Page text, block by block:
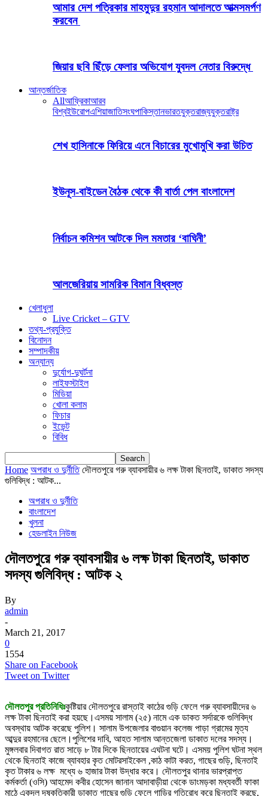
আমার দেশ পত্রিকার মাহমুদুর রহমান আদালতে আত্মসমর্পণ
করবেন
জিয়ার ছবি ছিঁড়ে ফেলার অভিযোগ যুবদল নেতার বিরুদ্ধে
আন্তর্জাতিক
Allআফ্রিকাআরব
বিশ্বইউরোপএশিয়াজাতিসংঘপাকিস্তানভারতযুক্তরাজ্যযুক্তরাষ্ট্র
শেখ হাসিনাকে ফিরিয়ে এনে বিচারের মুখোমুখি করা উচিত
ইউনূস-বাইডেন বৈঠক থেকে কী বার্তা পেল বাংলাদেশ
নির্বাচন কমিশন আটকে দিল মমতার ‘বাঘিনী’
আলজেরিয়ায় সামরিক বিমান বিধ্বস্ত
খেলাধুলা
Live Cricket – GTV
তথ্য-প্রযুক্তি
বিনোদন
সম্পাদকীয়
অন্যান্য
দুর্যোগ-দুঘর্টনা
লাইফস্টাইল
মিডিয়া
খোলা কলাম
ফিচার
ইভেন্ট
বিবিধ
Home অপরাধ ও দুর্নীতি দৌলতপুরে গরু ব্যাবসায়ীর ৬ লক্ষ টাকা ছিনতাই, ডাকাত সদস্য
গুলিবিদ্ধ : আটক...
অপরাধ ও দুর্নীতি
বাংলাদেশ
খুলনা
হেডলাইন নিউজ
দৌলতপুরে গরু ব্যাবসায়ীর ৬ লক্ষ টাকা ছিনতাই, ডাকাত
সদস্য গুলিবিদ্ধ : আটক ২
By
admin
-
March 21, 2017
0
1554
Share on Facebook
Tweet on Twitter
দৌলতপুর প্রতিনিধিঃকুষ্টিয়ার দৌলতপুরে রাস্তাই কাঠের গুড়ি ফেলে গরু ব্যাবসায়ীদের ৬
লক্ষ টাকা ছিনতাই করা হয়ছে।এসময় সালাম (২৫) নামে এক ডাকত সর্দারকে গুলিবিদ্ধ
অবস্থায় আটক করেছে পুলিশ। সালাম উপজেলার বাগুয়ান কলেজ পাড়া গ্রামের মৃত্য
আব্দুর রহমানের ছেলে।পুলিশের দাবি, আহত সালাম আন্তজেলা ডাকাত দলের সদস্য।
মুঙ্গলবার দিবাগত রাত সাড়ে ৮ টার দিকে ছিনতায়ের এঘটনা ঘটে। এসময় পুলিশ ঘটনা স্থল
থেকে ছিনতাই কাজে ব্যাবহার কৃত মোটরসাইকেল ,কাঠ কাটা করত, গাছের গুড়ি, ছিনতাই
কৃত টাকার ৬ লক্ষ মধ্যে ৬ হাজার টাকা উদ্ধার করে। দৌলতপুর থানার ভারপ্রাপ্ত
কর্মকর্তা (ওসি) আহমেদ কবীর হোসেন জানান আদাবাড়ীয়া থেকে ডাংমড়কা মধ্যবর্তী ফাকা
মাঠে একদল দূষ্কৃতিকারী ডাকাত গাছের গুড়ি ফেলে গাড়ির গতিরোধ করে ছিনতাই করছে,